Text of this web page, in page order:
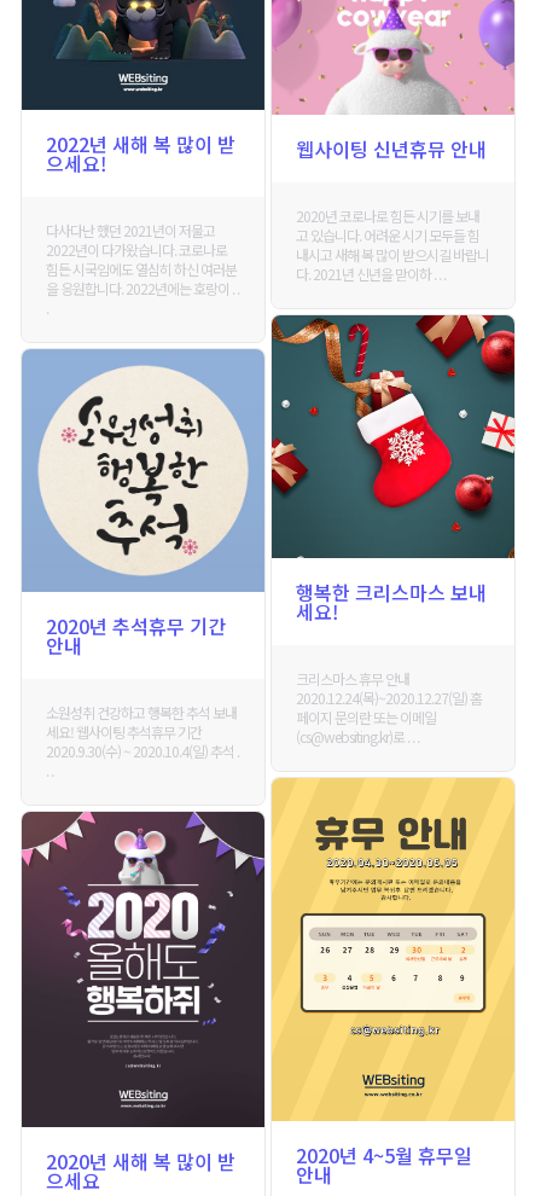
2022년 새해 복 많이 받
으세요!
다사다난 했던 2021년이 저물고
2022년이 다가왔습니다. 코로나로
힘든 시국임에도 열심히 하신 여러분
을 응원합니다. 2022년에는 호랑이 . .
.
웹사이팅 신년휴뮤 안내
2020년 코로나로 힘든 시기를 보내
고 있습니다. 어려운 시기 모두들 힘
내시고 새해 복 많이 받으시길 바랍니
다. 2021년 신년을 맏이하 . . .
행복한 크리스마스 보내
세요!
크리스마스 휴무 안내
2020.12.24(목)~2020.12.27(일) 홈
페이지 문의란 또는 이메일
(cs@websiting.kr)로 . . .
2020년 추석휴무 기간
안내
소원성취 건강하고 행복한 추석 보내
세요! 웹사이팅 추석휴무 기간
2020.9.30(수) ~ 2020.10.4(일) 추석 .
. .
2020년 4~5월 휴무일
안내
2020년 새해 복 많이 받
으세요